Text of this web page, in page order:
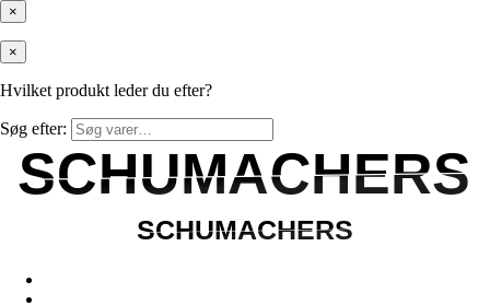
×
×
Hvilket produkt leder du efter?
Søg efter:
SCHUMACHERS
SCHUMACHERS
SCHUMACHERS
SCHUMACHERS